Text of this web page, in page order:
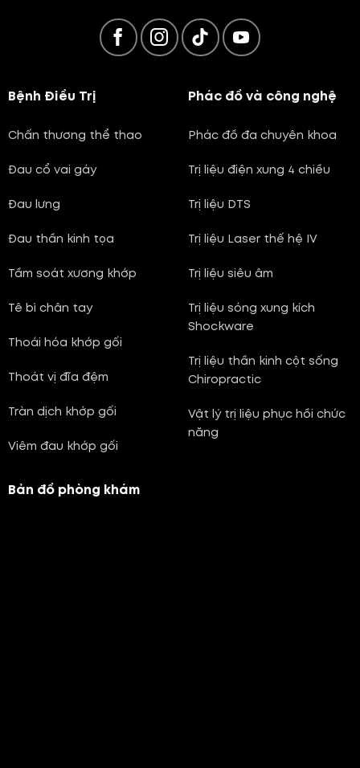
Bệnh Điều Trị
Chấn thương thể thao
Đau cổ vai gáy
Đau lưng
Đau thần kinh tọa
Tầm soát xương khớp
Tê bì chân tay
Thoái hóa khớp gối
Thoát vị đĩa đệm
Tràn dịch khớp gối
Viêm đau khớp gối
Phác đồ và công nghệ
Phác đồ đa chuyên khoa
Trị liệu điện xung 4 chiều
Trị liệu DTS
Trị liệu Laser thế hệ IV
Trị liệu siêu âm
Trị liệu sóng xung kích
Shockware
Trị liệu thần kinh cột sống
Chiropractic
Vật lý trị liệu phục hồi chức
năng
Bản đồ phòng khám